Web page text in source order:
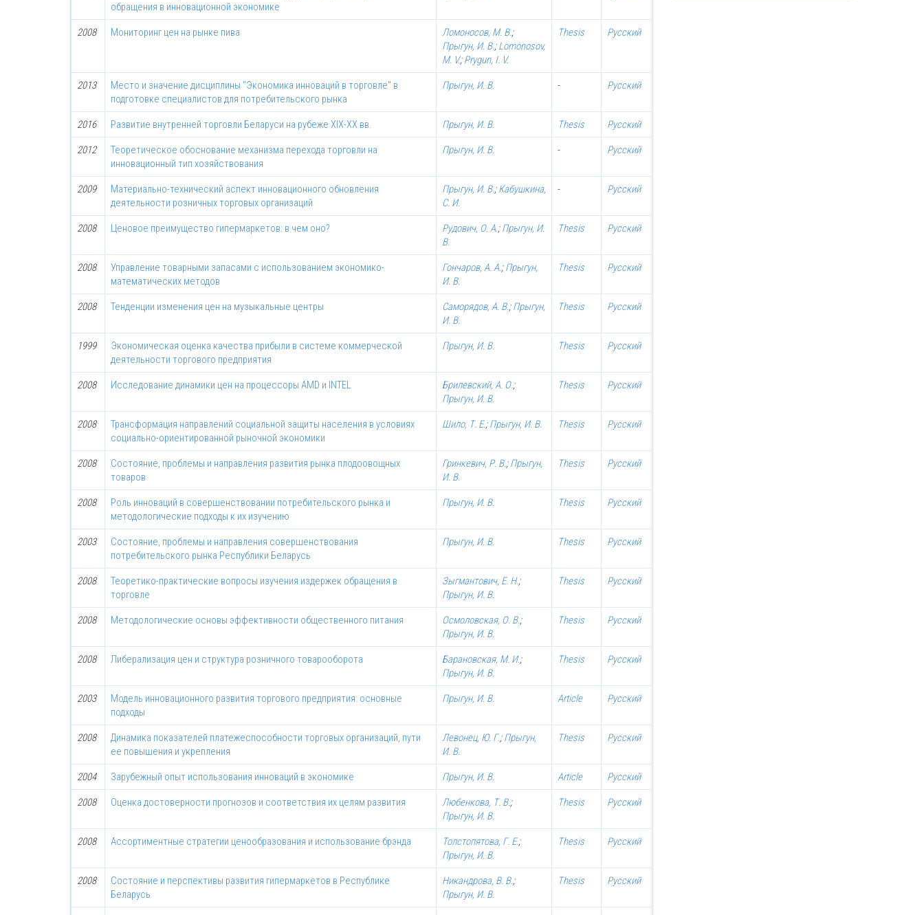
обращения в инновационной экономике
2008 Мониторинг цен на рынке пива Ломоносов, М. В.;
Прыгун, И. В.;Lomonosov,
M. V.;Prygun, I. V.
Thesis Русский
2013
Место и значение дисциплины "Экономика инноваций в торговле" в
подготовке специалистов для потребительского рынка
Прыгун, И. В. - Русский
2016 Развитие внутренней торговли Беларуси на рубеже XIX-XX вв. Прыгун, И. В. Thesis Русский
2012
Теоретическое обоснование механизма перехода торговли на
инновационный тип хозяйствования
Прыгун, И. В. - Русский
2009
Материально-технический аспект инновационного обновления
деятельности розничных торговых организаций
Прыгун, И. В.;Кабушкина,
С. И.
- Русский
2008 Ценовое преимущество гипермаркетов: в чем оно? Рудович, О. А.;Прыгун, И.
В.
Thesis Русский
2008
Управление товарными запасами с использованием экономико-
математических методов
Гончаров, А. А.;Прыгун,
И. В.
Thesis Русский
2008 Тенденции изменения цен на музыкальные центры Саморядов, А. В.;Прыгун,
И. В.
Thesis Русский
1999
Экономическая оценка качества прибыли в системе коммерческой
деятельности торгового предприятия
Прыгун, И. В. Thesis Русский
2008 Исследование динамики цен на процессоры AMD и INTEL Брилевский, А. О.;
Прыгун, И. В.
Thesis Русский
2008
Трансформация направлений социальной защиты населения в условиях
социально-ориентированной рыночной экономики
Шило, Т. Е.;Прыгун, И. В. Thesis Русский
2008
Состояние, проблемы и направления развития рынка плодоовощных
товаров
Гринкевич, Р. В.;Прыгун,
И. В.
Thesis Русский
2008
Роль инноваций в совершенствовании потребительского рынка и
методологические подходы к их изучению
Прыгун, И. В. Thesis Русский
2003
Состояние, проблемы и направления совершенствования
потребительского рынка Республики Беларусь
Прыгун, И. В. Thesis Русский
2008
Теоретико-практические вопросы изучения издержек обращения в
торговле
Зыгмантович, Е. Н.;
Прыгун, И. В.
Thesis Русский
2008 Методологические основы эффективности общественного питания Осмоловская, О. В.;
Прыгун, И. В.
Thesis Русский
2008 Либерализация цен и структура розничного товарооборота Барановская, М. И.;
Прыгун, И. В.
Thesis Русский
2003
Модель инновационного развития торгового предприятия: основные
подходы
Прыгун, И. В. Article Русский
2008
Динамика показателей платежеспособности торговых организаций, пути
ее повышения и укрепления
Левонец, Ю. Г.;Прыгун,
И. В.
Thesis Русский
2004 Зарубежный опыт использования инноваций в экономике Прыгун, И. В. Article Русский
2008 Оценка достоверности прогнозов и соответствия их целям развития Любенкова, Т. В.;
Прыгун, И. В.
Thesis Русский
2008 Ассортиментные стратегии ценообразования и использование брэнда Толстопятова, Г. Е.;
Прыгун, И. В.
Thesis Русский
2008
Состояние и перспективы развития гипермаркетов в Республике
Беларусь
Никандрова, В. В.;
Прыгун, И. В.
Thesis Русский